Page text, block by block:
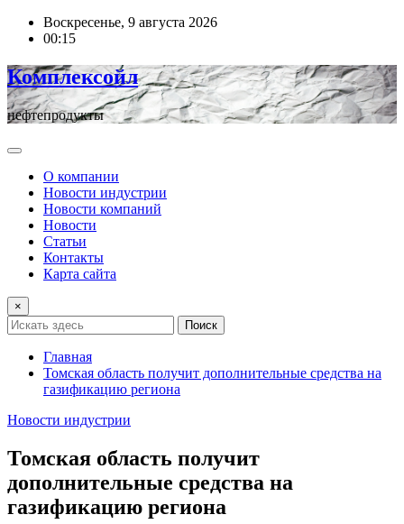
ПерейтиВоскресенье, 9 августа 2026
00:15
Комплексойл
нефтепродукты
О компании
Новости индустрии
Новости компаний
Новости
Статьи
Контакты
Карта сайта
×
Поиск
Главная
Томская область получит дополнительные средства на
газификацию региона
Новости индустрии
Томская область получит
дополнительные средства на
газификацию региона